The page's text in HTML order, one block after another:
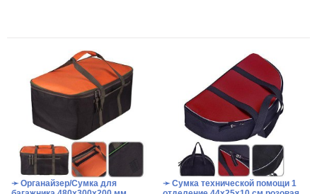
➛ Органайзер/Сумка для
➛ Сумка технической помощи 1